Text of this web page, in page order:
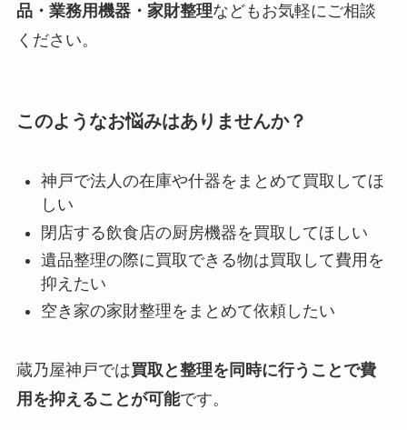
品・業務用機器・家財整理などもお気軽にご相談
ください。
このようなお悩みはありませんか？
神戸で法人の在庫や什器をまとめて買取してほ
しい
閉店する飲食店の厨房機器を買取してほしい
遺品整理の際に買取できる物は買取して費用を
抑えたい
空き家の家財整理をまとめて依頼したい
蔵乃屋神戸では買取と整理を同時に行うことで費
用を抑えることが可能です。